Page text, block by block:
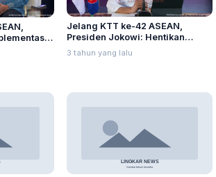
di
Jelang KTT ke-42 ASEAN,
Presiden Jokowi: Hentikan
Kekerasan di Myanmar!
3 tahun yang lalu